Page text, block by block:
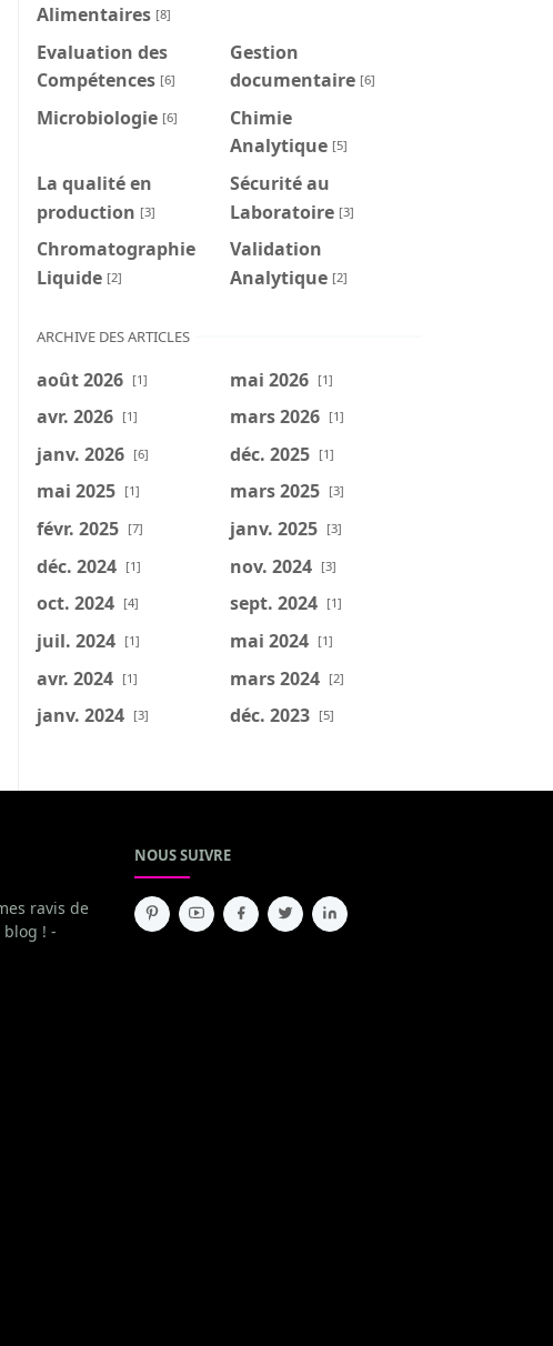
Alimentaires [8]
Evaluation des
Compétences [6]
Gestion
documentaire [6]
Microbiologie [6]
Chimie
Analytique [5]
La qualité en
production [3]
Sécurité au
Laboratoire [3]
Chromatographie
Liquide [2]
Validation
Analytique [2]
ARCHIVE DES ARTICLES
août 2026 [1] mai 2026 [1]
avr. 2026 [1] mars 2026 [1]
janv. 2026 [6] déc. 2025 [1]
mai 2025 [1] mars 2025 [3]
févr. 2025 [7] janv. 2025 [3]
déc. 2024 [1] nov. 2024 [3]
oct. 2024 [4] sept. 2024 [1]
juil. 2024 [1] mai 2024 [1]
avr. 2024 [1] mars 2024 [2]
janv. 2024 [3] déc. 2023 [5]
ravis de
! -
NOUS SUIVRE